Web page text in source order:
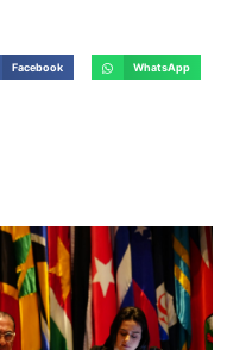
Facebook WhatsApp